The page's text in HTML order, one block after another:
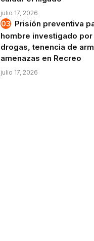
julio 17, 2026
Prisión preventiva
hombre investigado por
drogas, tenencia de
amenazas en Recreo
julio 17, 2026